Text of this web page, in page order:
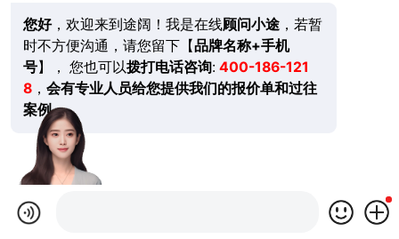
您好，欢迎来到途阔！我是在线顾问小途，若暂
时不方便沟通，请您留下【品牌名称+手机
号】， 您也可以拨打电话咨询: 400-186-121
8， 会有专业人员给您提供我们的报价单和过往
案例。